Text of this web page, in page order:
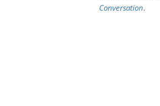
Conversation.